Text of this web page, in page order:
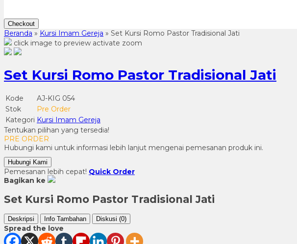
Checkout
Beranda » Kursi Imam Gereja » Set Kursi Romo Pastor Tradisional Jati
click image to preview activate zoom
Set Kursi Romo Pastor Tradisional Jati
Kode
AJ-KIG 054
Stok
Pre Order
Kategori Kursi Imam Gereja
Tentukan pilihan yang tersedia!
PRE ORDER
Hubungi kami untuk informasi lebih lanjut mengenai pemesanan produk ini.
Hubungi Kami
Pemesanan lebih cepat! Quick Order
Bagikan ke
Set Kursi Romo Pastor Tradisional Jati
Deskripsi Info Tambahan Diskusi (0)
Spread the love